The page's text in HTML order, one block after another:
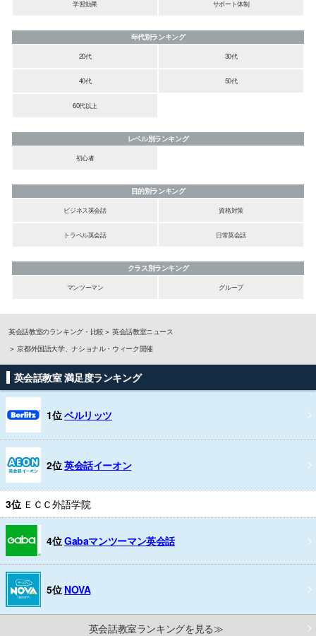
学習効果 サポート体制
年代別ランキング
20代
30代
40代 50代
60代以上
レベル別ランキング
初心者
目的別ランキング
ビジネス英会話
資格対策
トラベル英会話 日常英会話
クラス別ランキング
マンツーマン
グループ
英会話教室のランキング・比較
英会話教室ニュース
京都外国語大学、ナショナル・ウィーク開催
英会話教室 満足度ランキング
1位ベルリッツ
2位英会話イーオン
3位 ＥＣＣ外語学院
4位Gabaマンツーマン英会話
5位 NOVA
英会話教室ランキングを見る≫